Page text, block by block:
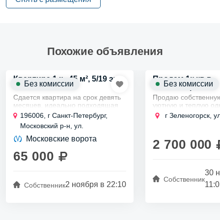
Похожие объявления
Квартира 1 к., 45 м², 5/19 эт.
Сдается квартира на срок девять
месяцев, идеально подходящая
для комфортного проживания.
Здесь вы найдете двуспальную
кровать с ортопедическим
матрасом и...
196006, г Санкт-Петербург,
Московский р-н, ул.
Парфёновская, д 17 стр 1
Московские ворота
65 000
Собственник2 ноября в 22:10
Без комиссии
Продам 1к кв в
Зеленогорске
Продаю
уютную и теплую
квартиру в
живописном
г Зеленогорск,
2 700 000
Собственник
30
Без комиссии